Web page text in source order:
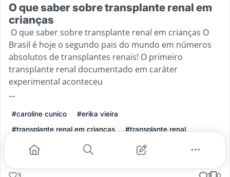
O que saber sobre transplante renal em
crianças
O que saber sobre transplante renal em crianças O
Brasil é hoje o segundo pais do mundo em números
absolutos de transplantes renais! O primeiro
transplante renal documentado em caráter
experimental aconteceu
...
#caroline cunico
#erika vieira
#transplante renal em crianças
#transplante renal
Leia mais